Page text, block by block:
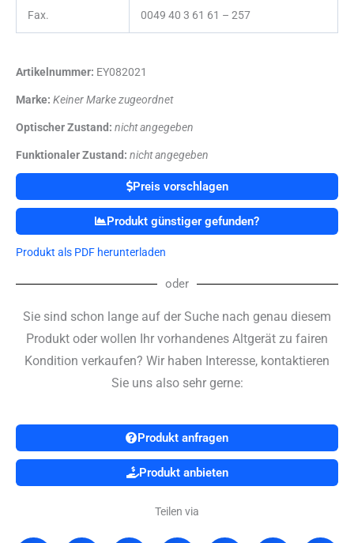
Fax. 0049 40 3 61 61 – 257
Artikelnummer: EY082021
Marke: Keiner Marke zugeordnet
Optischer Zustand: nicht angegeben
Funktionaler Zustand: nicht angegeben
Preis vorschlagen
Produkt günstiger gefunden?
Produkt als PDF herunterladen
oder
Sie sind schon lange auf der Suche nach genau diesem
Produkt oder wollen Ihr vorhandenes Altgerät zu fairen
Kondition verkaufen? Wir haben Interesse, kontaktieren
Sie uns also sehr gerne:
Produkt anfragen
Produkt anbieten
Teilen via